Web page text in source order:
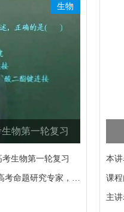
生物
物第一轮复习
生物第一轮复习
全国著名生物特级教师，高考命题研究专家，北京师范大学附属实验中学教科室主任为你详细讲解基本概念和生物技术综合、遗传规律应用，细胞代谢的过程，研究高考热点问题，训练解题技巧，提升理解、推理和分析等综合能力，帮你轻松夺取生物高分。
本
课
主